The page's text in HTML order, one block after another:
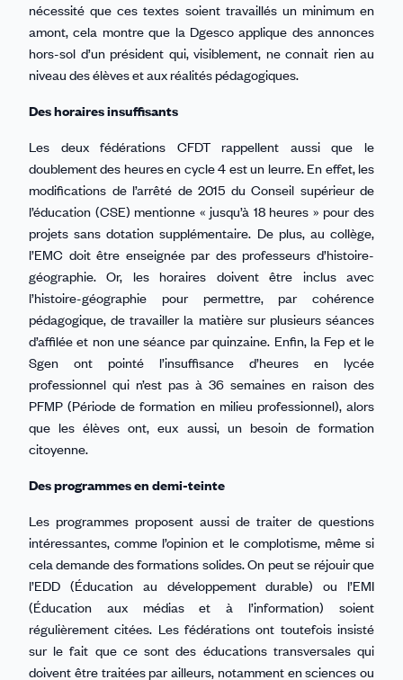
nécessité que ces textes soient travaillés un minimum en
amont, cela montre que la Dgesco applique des annonces
hors-sol d’un président qui, visiblement, ne connait rien au
niveau des élèves et aux réalités pédagogiques.
Des horaires insuffisants
Les deux fédérations CFDT rappellent aussi que le
doublement des heures en cycle 4 est un leurre. En effet, les
modifications de l’arrêté de 2015 du Conseil supérieur de
l’éducation (CSE) mentionne « jusqu’à 18 heures » pour des
projets sans dotation supplémentaire. De plus, au collège,
l’EMC doit être enseignée par des professeurs d’histoire-
géographie. Or, les horaires doivent être inclus avec
l’histoire-géographie pour permettre, par cohérence
pédagogique, de travailler la matière sur plusieurs séances
d’affilée et non une séance par quinzaine. Enfin, la Fep et le
Sgen ont pointé l’insuffisance d’heures en lycée
professionnel qui n’est pas à 36 semaines en raison des
PFMP (Période de formation en milieu professionnel), alors
que les élèves ont, eux aussi, un besoin de formation
citoyenne.
Des programmes en demi-teinte
Les programmes proposent aussi de traiter de questions
intéressantes, comme l’opinion et le complotisme, même si
cela demande des formations solides. On peut se réjouir que
l’EDD (Éducation au développement durable) ou l’EMI
(Éducation aux médias et à l’information) soient
régulièrement citées. Les fédérations ont toutefois insisté
sur le fait que ce sont des éducations transversales qui
doivent être traitées par ailleurs, notamment en sciences ou